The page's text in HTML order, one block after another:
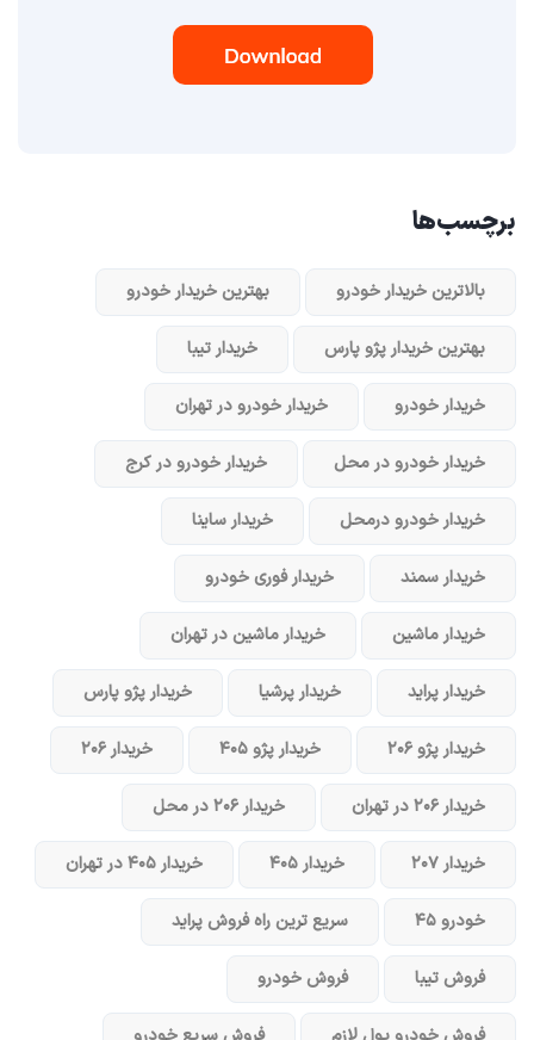
برچسب‌ها
بالاترین خریدار خودرو بهترین خریدار خودرو
بهترین خریدار پژو پارس خریدار تیبا
خریدار خودرو خریدار خودرو در تهران
خریدار خودرو در محل خریدار خودرو در کرج
خریدار خودرو در‌محل خریدار ساینا
خریدار سمند خریدار فوری خودرو
خریدار ماشین خریدار ماشین در تهران
خریدار پراید خریدار پرشیا خریدار پژو پارس
خریدار پژو ۲۰۶ خریدار پژو ۴۰۵ خریدار ۲۰۶
خریدار ۲۰۶ در تهران خریدار ۲۰۶ در محل
خریدار ۲۰۷ خریدار ۴۰۵ خریدار ۴۰۵ در تهران
خودرو ۴۵ سریع ترین راه فروش پراید
فروش تیبا فروش خودرو